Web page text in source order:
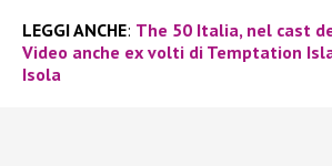
LEGGI ANCHE: The 50 Italia, nel cast
Video anche ex volti di Temptation
Isola